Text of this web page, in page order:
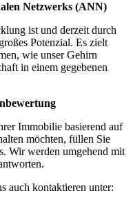
Netzwerks (ANN)
ist und derzeit durch
Potenzial. Es zielt
wie unser Gehirn
in einem gegebenen
Immobilie basierend auf
möchten, füllen Sie
Wir werden umgehend mit
auch kontaktieren unter: